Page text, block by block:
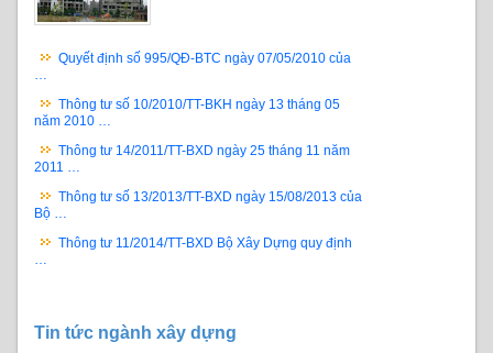
Quyết định số 995/QĐ-BTC ngày 07/05/2010 của
…
Thông tư số 10/2010/TT-BKH ngày 13 tháng 05
năm 2010 …
Thông tư 14/2011/TT-BXD ngày 25 tháng 11 năm
2011 …
Thông tư số 13/2013/TT-BXD ngày 15/08/2013 của
Bộ …
Thông tư 11/2014/TT-BXD Bộ Xây Dựng quy định
…
Tin tức ngành xây dựng